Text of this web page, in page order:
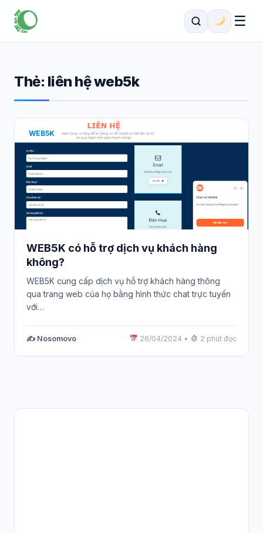
☰
Thẻ: liên hệ web5k
WEB5K
WEB5K có hỗ trợ dịch vụ khách hàng
không?
WEB5K cung cấp dịch vụ hỗ trợ khách hàng thông
qua trang web của họ bằng hình thức chat trực tuyến
với…
✍️ Nosomovo 26/04/2024 • 2 phút đọc